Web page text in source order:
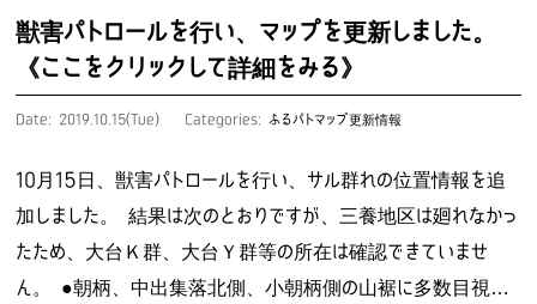
獣害パトロールを行い、マップを更新しました。
《ここをクリックして詳細をみる》
Date: 2019.10.15(Tue) Categories:ふるパトマップ更新情報
10月15日、獣害パトロールを行い、サル群れの位置情報を追
加しました。 結果は次のとおりですが、三養地区は廻れなかっ
たため、大台Ｋ群、大台Ｙ群等の所在は確認できていませ
ん。 ●朝柄、中出集落北側、小朝柄側の山裾に多数目視…